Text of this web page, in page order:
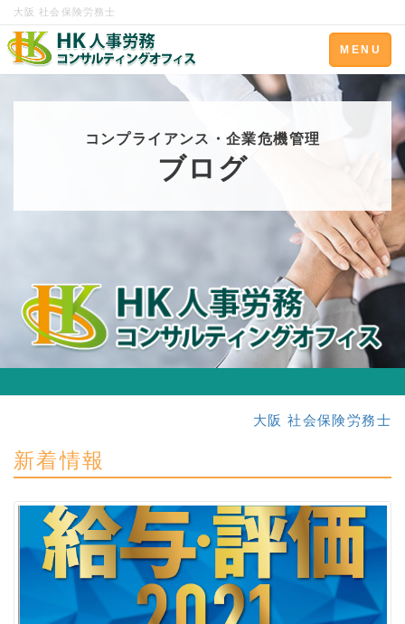
大阪 社会保険労務士
Toggle
navigation
MENU
コンプライアンス・企業危機管理
ブログ
大阪 社会保険労務士
新着情報